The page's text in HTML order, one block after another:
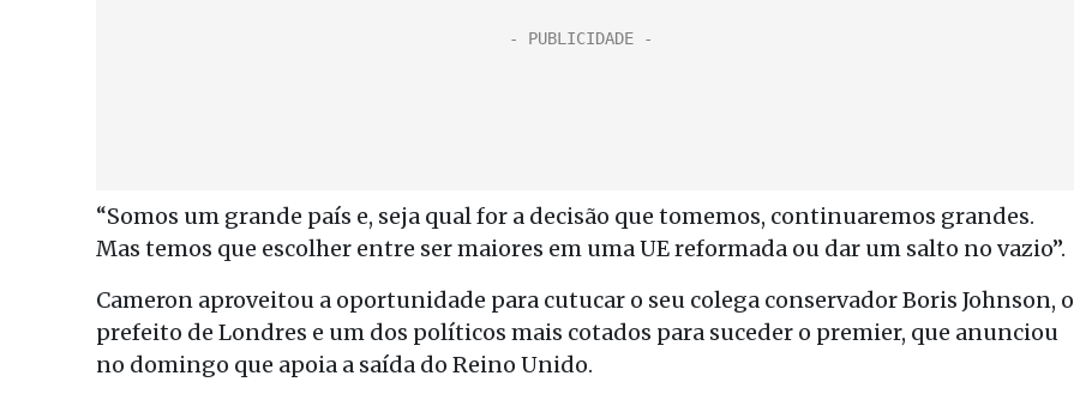
“Somos um grande país e, seja qual for a decisão que tomemos, continuaremos grandes.
Mas temos que escolher entre ser maiores em uma UE reformada ou dar um salto no vazio”.
Cameron aproveitou a oportunidade para cutucar o seu colega conservador Boris Johnson, o
prefeito de Londres e um dos políticos mais cotados para suceder o premier, que anunciou
no domingo que apoia a saída do Reino Unido.